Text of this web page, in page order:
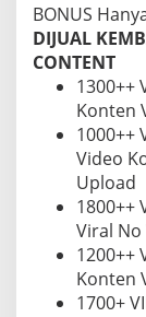
BONUS
DIJUAL
CONTENT
1300++
Konten
1000++
Video
Upload
1800++
Viral
1200++
Konten
1700+